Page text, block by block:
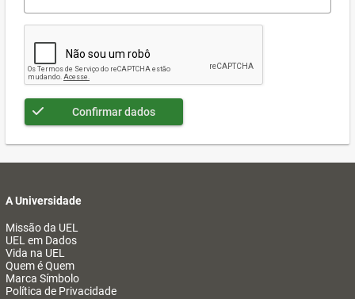
Confirmar dados
A Universidade
Missão da UEL
UEL em Dados
Vida na UEL
Quem é Quem
Marca Símbolo
Política de Privacidade